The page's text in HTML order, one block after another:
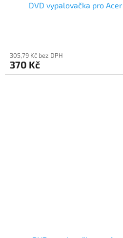
DVD vypalovačka pro
305,79 Kč bez DPH
370 Kč